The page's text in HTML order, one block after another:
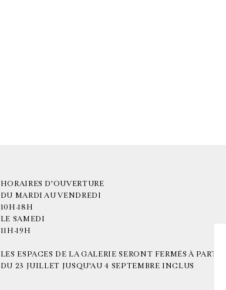
HORAIRES D'OUVERTURE
DU MARDI AU VENDREDI
10H-18H
LE SAMEDI
11H-19H
LES ESPACES DE LA GALERIE SERONT FERMÉS À PARTIR
DU 23 JUILLET JUSQU'AU 4 SEPTEMBRE INCLUS